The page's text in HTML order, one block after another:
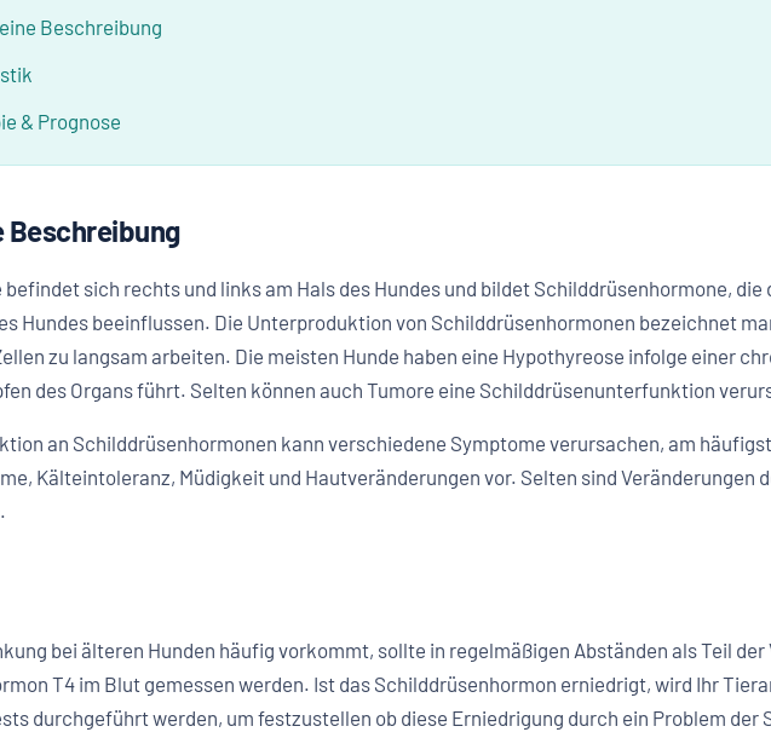
Beschreibung
& Prognose
Beschreibung
befindet sich rechts und links am Hals des Hundes und bildet Schilddrüsenhormone,
Hundes beeinflussen. Die Unterproduktion von Schilddrüsenhormonen bezeichnet
zu langsam arbeiten. Die meisten Hunde haben eine Hypothyreose infolge einer
des Organs führt. Selten können auch Tumore eine Schilddrüsenunterfunktion
an Schilddrüsenhormonen kann verschiedene Symptome verursachen, am
Kälteintoleranz, Müdigkeit und Hautveränderungen vor. Selten sind Veränderungen
bei älteren Hunden häufig vorkommt, sollte in regelmäßigen Abständen als Teil
T4 im Blut gemessen werden. Ist das Schilddrüsenhormon erniedrigt, wird Ihr
durchgeführt werden, um festzustellen ob diese Erniedrigung durch ein Problem der